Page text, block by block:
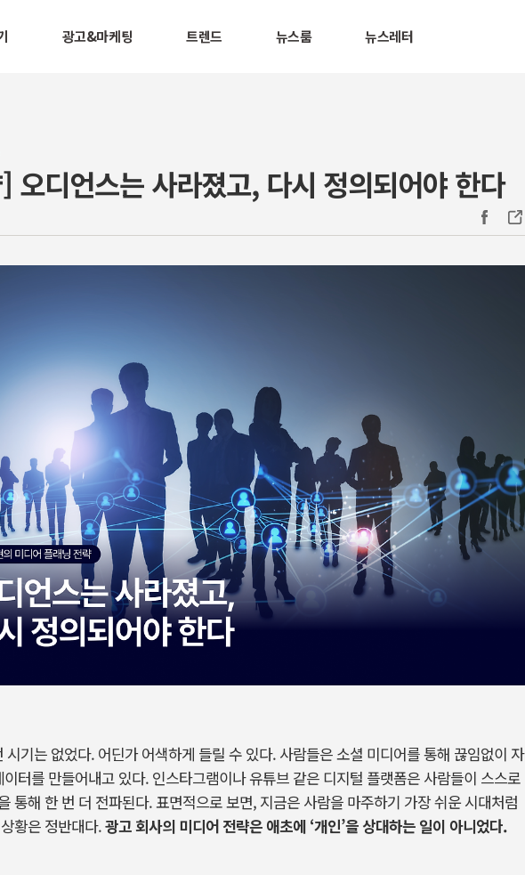
광고&마케팅 트렌드 뉴스룸 뉴스레터
오디언스는 사라졌고, 다시 정의되어야 한다
시기는 없었다. 어딘가 어색하게 들릴 수 있다. 사람들은소셜 미디어를통해 끊임없이 자
이터를 만들어내고 있다. 인스타그램이나유튜브 같은 디지털 플랫폼은 사람들이 스스로
통해 한 번 더 전파된다.표면적으로보면, 지금은 사람을 마주하기 가장쉬운 시대처럼
상황은 정반대다.광고회사의 미디어 전략은 애초에 ‘개인’을 상대하는 일이 아니었다.